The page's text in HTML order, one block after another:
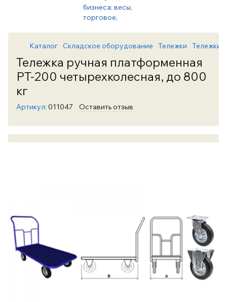
Каталог Складское оборудование Тележки Тележки
Тележка ручная платформенная
PT-200 четырехколесная, до 800
кг
Артикул: 011047 Оставить отзыв